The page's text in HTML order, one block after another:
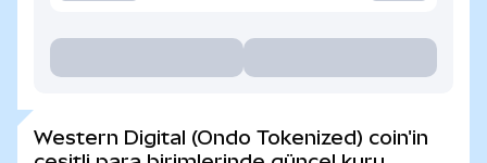
Western Digital (Ondo Tokenized) coin'in